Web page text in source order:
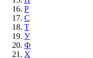
Р
С
Т
У
Ф
Х